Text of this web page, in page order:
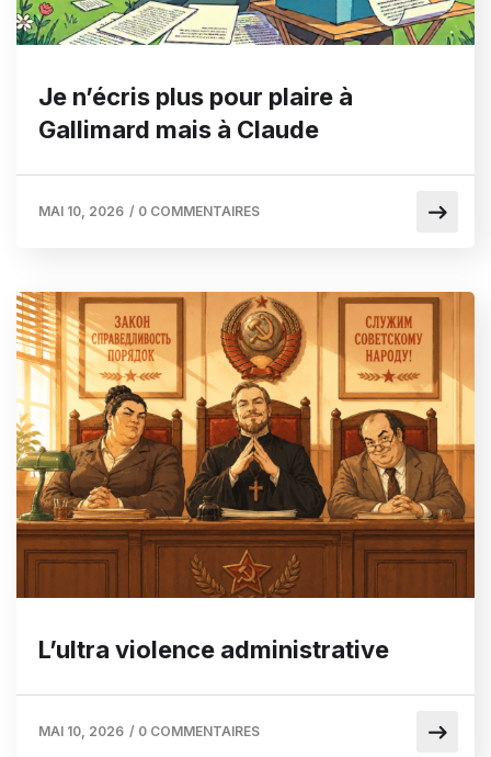
Je n’écris plus pour plaire à
Gallimard mais à Claude
MAI 10, 2026 / 0 COMMENTAIRES
L’ultra violence administrative
MAI 10, 2026 / 0 COMMENTAIRES